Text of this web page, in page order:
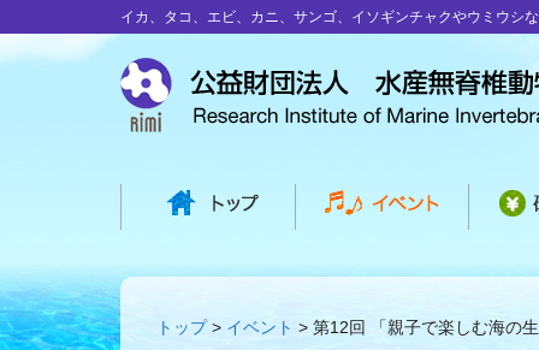
イカ、タコ、エビ、カニ、サンゴ、イソギンチャクやウミウシ
トップ イベント 第12回 「親子で楽しむ海の